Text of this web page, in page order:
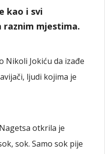
kao i svi
raznim mjestima.
Nikoli Jokiću da izađe
ljudi kojima je
otkrila je
sok. Samo sok pije